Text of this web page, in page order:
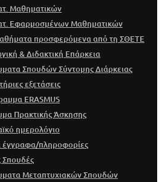
Μαθηματικών
Εφαρμοσμένων Μαθηματικών
προσφερόμενα από τη ΣΘΕΤΕ
& Διδακτική Επάρκεια
Σπουδών Σύντομης Διάρκειας
εξετάσεις
ERASMUS
Πρακτικής Άσκησης
ημερολόγιο
έγγραφα/πληροφορίες
Σπουδές
Μεταπτυχιακών Σπουδών